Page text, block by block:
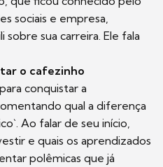
sociais e empresa,
sua carreira. Ele fala
o cafezinho
conquistar a
qual a diferença
Ao falar de seu início,
e quais os aprendizados
polêmicas que já